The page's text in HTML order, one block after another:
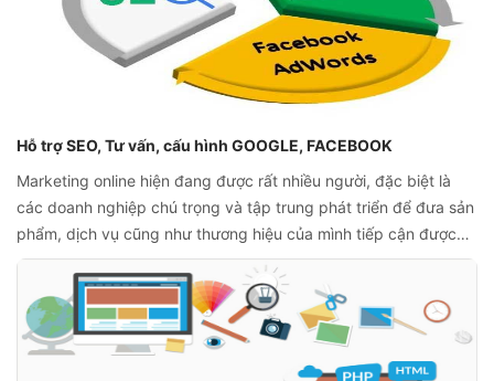
Hỗ trợ SEO, Tư vấn, cấu hình GOOGLE, FACEBOOK
Marketing online hiện đang được rất nhiều người, đặc biệt là
các doanh nghiệp chú trọng và tập trung phát triển để đưa sản
phẩm, dịch vụ cũng như thương hiệu của mình tiếp cận được
thị trường. Trong đó, những công việc tiêu biểu như SEO,
quảng cáo facebook, google hay email marketing… chính là
chiến lược thiết yếu.